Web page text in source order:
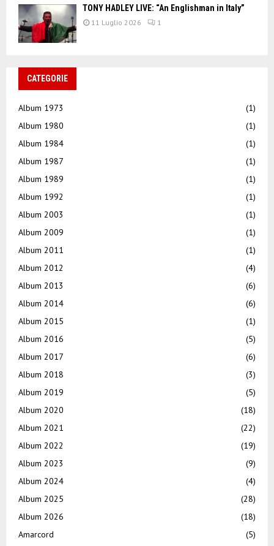
TONY HADLEY LIVE: “An Englishman in Italy”
11 Luglio 2026 1
CATEGORIE
Album 1973
(1)
Album 1980
(1)
Album 1984
(1)
Album 1987
(1)
Album 1989
(1)
Album 1992
(1)
Album 2003
(1)
Album 2009
(1)
Album 2011
(1)
Album 2012
(4)
Album 2013
(6)
Album 2014
(6)
Album 2015
(1)
Album 2016
(5)
Album 2017
(6)
Album 2018
(3)
Album 2019
(5)
Album 2020
(18)
Album 2021
(22)
Album 2022
(19)
Album 2023
(9)
Album 2024
(4)
Album 2025
(28)
Album 2026
(18)
Amarcord
(5)